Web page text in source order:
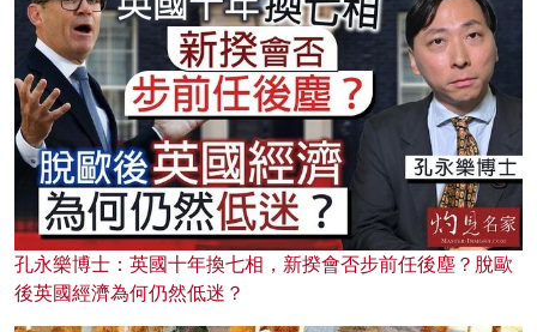
孔永樂博士：英國十年換七相，新揆會否步前任後塵？脫歐
後英國經濟為何仍然低迷？